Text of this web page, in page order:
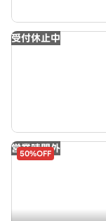
受付休止中
営業時間外
50%OFF